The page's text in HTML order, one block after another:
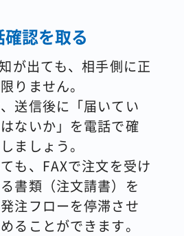
認を取る
が出ても、相手側に正
りません。
送信後に「届いてい
ないか」を電話で確
ましょう。
も、FAXで注文を受け
書類（注文請書）を
注フローを停滞させ
ることができます。